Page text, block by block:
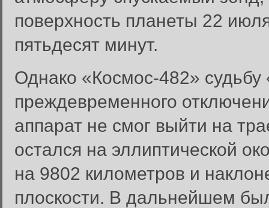
поверхность планеты 22
пятьдесят минут.
Однако «Космос-482»
преждевременного
аппарат не смог выйти на
остался на эллиптической
на 9802 километров и
плоскости. В дальнейшем